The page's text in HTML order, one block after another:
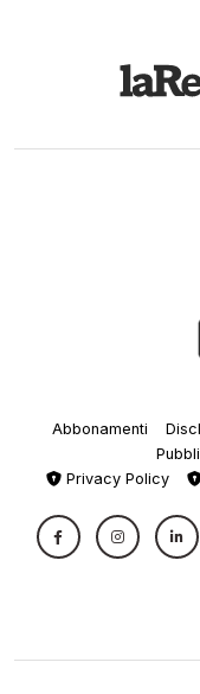
Abbonamenti
Privacy Policy